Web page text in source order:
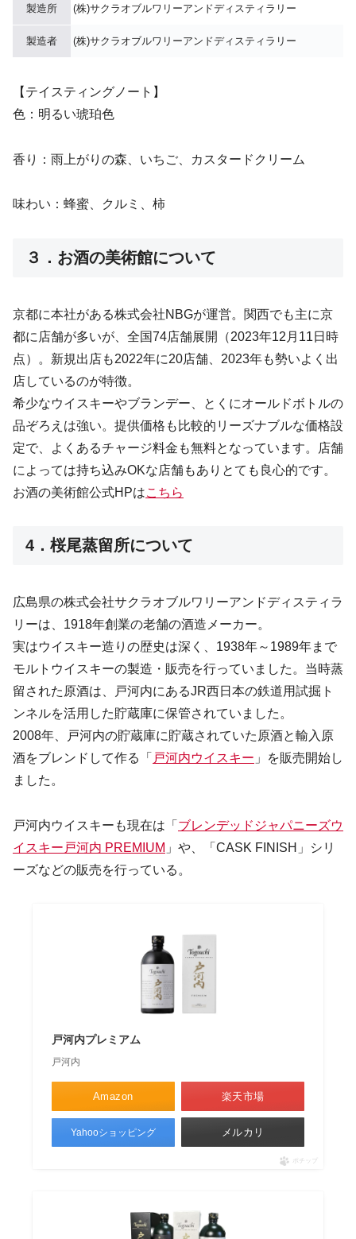
製造所 (株)サクラオブルワリーアンドディスティラリー
製造者 (株)サクラオブルワリーアンドディスティラリー
【テイスティングノート】
色：明るい琥珀色
香り：雨上がりの森、いちご、カスタードクリーム
味わい：蜂蜜、クルミ、柿
３．お酒の美術館について
京都に本社がある株式会社NBGが運営。関西でも主に京
都に店舗が多いが、全国74店舗展開（2023年12月11日時
点）。新規出店も2022年に20店舗、2023年も勢いよく出
店しているのが特徴。
希少なウイスキーやブランデー、とくにオールドボトルの
品ぞろえは強い。提供価格も比較的リーズナブルな価格設
定で、よくあるチャージ料金も無料となっています。店舗
によっては持ち込みOKな店舗もありとても良心的です。
お酒の美術館公式HPはこちら
4．桜尾蒸留所について
広島県の株式会社サクラオブルワリーアンドディスティラ
リーは、1918年創業の老舗の酒造メーカー。
実はウイスキー造りの歴史は深く、1938年～1989年まで
モルトウイスキーの製造・販売を行っていました。当時蒸
留された原酒は、戸河内にあるJR西日本の鉄道用試掘ト
ンネルを活用した貯蔵庫に保管されていました。
2008年、戸河内の貯蔵庫に貯蔵されていた原酒と輸入原
酒をブレンドして作る「 戸河内ウイスキー 」を販売開始し
ました。
戸河内ウイスキーも現在は「 ブレンデッドジャパニーズウ
イスキー戸河内 PREMIUM 」や、「CASK FINISH」シリ
ーズなどの販売を行っている。
戸河内プレミアム
戸河内
Amazon 楽天市場
Yahooショッピング メルカリ
ポチップ